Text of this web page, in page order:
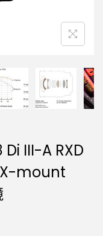
Di III-A RXD
X-mount